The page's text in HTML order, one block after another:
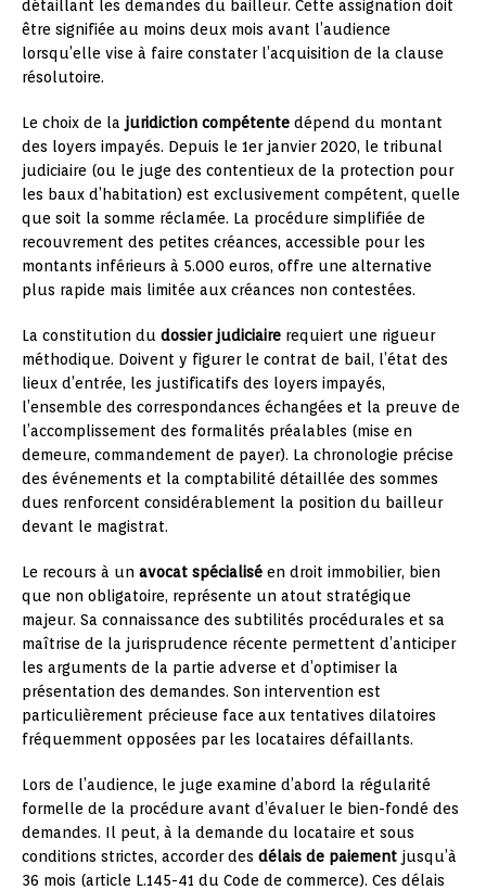
détaillant les demandes du bailleur. Cette assignation doit
être signifiée au moins deux mois avant l’audience
lorsqu’elle vise à faire constater l’acquisition de la clause
résolutoire.
Le choix de la juridiction compétente dépend du montant
des loyers impayés. Depuis le 1er janvier 2020, le tribunal
judiciaire (ou le juge des contentieux de la protection pour
les baux d’habitation) est exclusivement compétent, quelle
que soit la somme réclamée. La procédure simplifiée de
recouvrement des petites créances, accessible pour les
montants inférieurs à 5.000 euros, offre une alternative
plus rapide mais limitée aux créances non contestées.
La constitution du dossier judiciaire requiert une rigueur
méthodique. Doivent y figurer le contrat de bail, l’état des
lieux d’entrée, les justificatifs des loyers impayés,
l’ensemble des correspondances échangées et la preuve de
l’accomplissement des formalités préalables (mise en
demeure, commandement de payer). La chronologie précise
des événements et la comptabilité détaillée des sommes
dues renforcent considérablement la position du bailleur
devant le magistrat.
Le recours à un avocat spécialisé en droit immobilier, bien
que non obligatoire, représente un atout stratégique
majeur. Sa connaissance des subtilités procédurales et sa
maîtrise de la jurisprudence récente permettent d’anticiper
les arguments de la partie adverse et d’optimiser la
présentation des demandes. Son intervention est
particulièrement précieuse face aux tentatives dilatoires
fréquemment opposées par les locataires défaillants.
Lors de l’audience, le juge examine d’abord la régularité
formelle de la procédure avant d’évaluer le bien-fondé des
demandes. Il peut, à la demande du locataire et sous
conditions strictes, accorder des délais de paiement jusqu’à
36 mois (article L.145-41 du Code de commerce). Ces délais